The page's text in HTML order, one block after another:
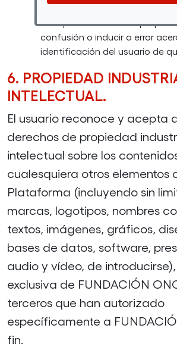
terceros o utilizando un perfil o
cualquier otra acción que
confusión o inducir a error
identificación del usuario de
6. PROPIEDAD
INTELECTUAL.
El usuario reconoce y acepta
derechos de propiedad
intelectual sobre los
cualesquiera otros elementos
Plataforma (incluyendo sin
marcas, logotipos, nombres
textos, imágenes, gráficos,
bases de datos, software,
audio y vídeo, de
exclusiva de FUNDACIÓN
terceros que han autorizado
específicamente a
fin.